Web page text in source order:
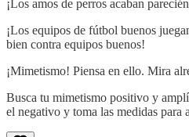
¡Los amos de perros acaban
¡Los equipos de fútbol buenos
bien contra equipos buenos!
¡Mimetismo! Piensa en ello. Mira
Busca tu mimetismo positivo y
el negativo y toma las medidas para